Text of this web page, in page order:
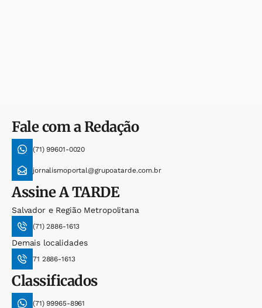
Fale com a Redação
(71) 99601-0020
jornalismoportal@grupoatarde.com.br
AssineA TARDE
Salvador e Região Metropolitana
(71) 2886-1613
Demais localidades
71 2886-1613
Classificados
(71) 99965-8961